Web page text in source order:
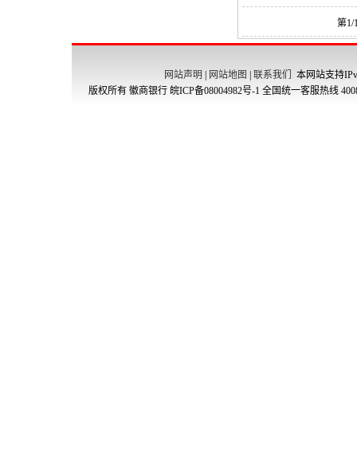
第
网站声明 网站地图 联系我们
本网站支持
版权所有 徽商银行 皖ICP备08004982号-1 全国统一客服热线